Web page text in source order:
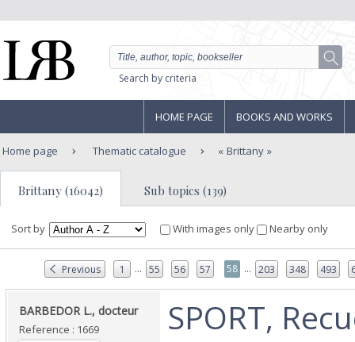
Search by criteria
HOME PAGE BOOKS AND WORKS
Home page Thematic catalogue Brittany
Brittany (16042) Sub topics (139)
Sort by With images only Nearby only
Previous 1 ... 55 56 57 58 ... 203 348 493
‎BARBEDOR L., docteur ‎
Reference : 1669
‎SPORT,